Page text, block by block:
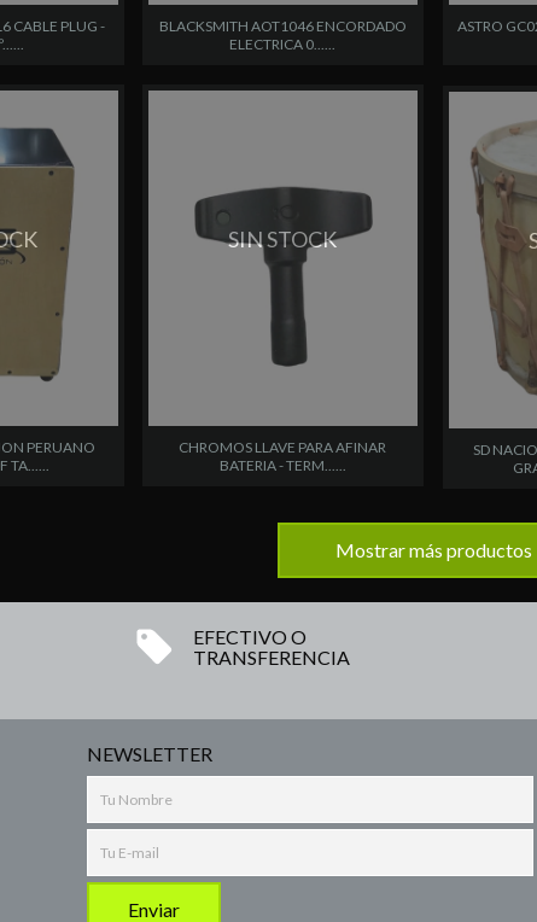
CABLE PLUG -
BLACKSMITH AOT1046 ENCORDADO
ELECTRICA 0......
ASTRO
PERUANO
TA......
SIN STOCK
CHROMOS LLAVE PARA AFINAR
BATERIA - TERM......
SD
Mostrar más productos
EFECTIVO O
TRANSFERENCIA
NEWSLETTER